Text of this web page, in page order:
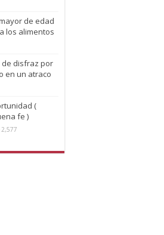
de edad
los alimentos
de disfraz por
en un atraco
(
fe )
2,577